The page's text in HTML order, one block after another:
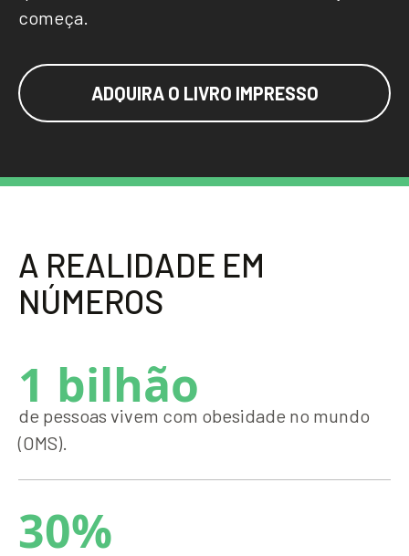
começa.
ADQUIRA O LIVRO IMPRESSO
A REAL IDADE EM
NÚMEROS
1 bilhão
de pessoas vivem com obesidade no mundo
(OMS).
30%